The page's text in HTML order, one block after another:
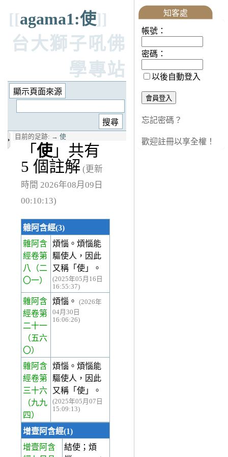
[[agama1:使]]
台大獅子吼佛
學專站
目前的足跡: → 使
「 使」共有
5 個註解 (更新
時間 2026年08月09日
00:10:13)
雜阿含經(3)
雜阿含
經卷第
八
（二
〇一）
煩惱。煩惱能
驅使人，因此
又稱「使」。
(2025年05月16日
16:55:37)
雜阿含
經卷第
二十一
（五六
〇）
煩惱。
(2026年
04月30日
16:06:26)
雜阿含
經卷第
三十六
（九九
四）
煩惱。煩惱能
驅使人，因此
又稱「使」。
(2025年05月07日
15:09:13)
增壹阿含經(1)
增壹阿含
結使；煩
知客處
帳號：
密碼：
以後自動登入
忘記密碼？
歡迎註冊以享全權！